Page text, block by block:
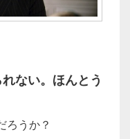
ない。ほんとう
ろうか？